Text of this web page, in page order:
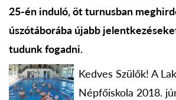
25-én induló, öt turnusban
úszótáborába újabb
tudunk fogadni.
Kedves Szülők! A
Népfőiskola 2018.